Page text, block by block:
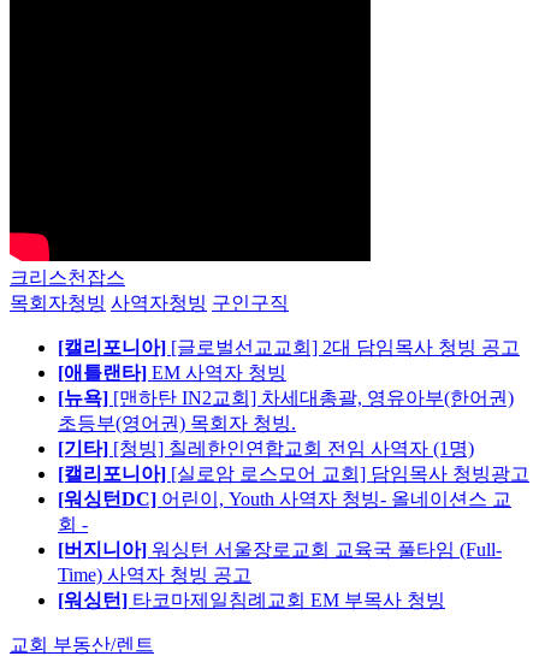
크리스천잡스
목회자청빙 사역자청빙 구인구직
[캘리포니아] [글로벌선교교회] 2대 담임목사 청빙 공고
[애틀랜타] EM 사역자 청빙
[뉴욕] [맨하탄 IN2교회] 차세대총괄, 영유아부(한어권)
초등부(영어권) 목회자 청빙.
[기타] [청빙] 칠레한인연합교회 전임 사역자 (1명)
[캘리포니아] [실로암 로스모어 교회] 담임목사 청빙광고
[워싱턴DC] 어린이, Youth 사역자 청빙- 올네이션스 교
회 -
[버지니아] 워싱턴 서울장로교회 교육국 풀타임 (Full-
Time) 사역자 청빙 공고
[워싱턴] 타코마제일침례교회 EM 부목사 청빙
교회 부동산/렌트